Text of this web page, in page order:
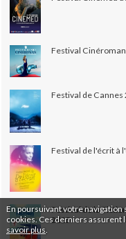
En poursuivant votre
cookies. Ces derniers assurent
savoir plus
Festival
Festival de Cannes
Festival de l'écrit à
Festival de la
2025